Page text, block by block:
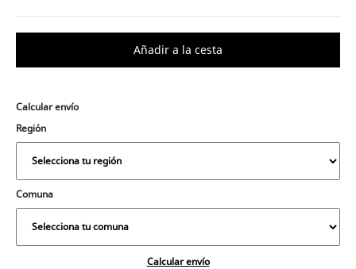
Calcular envío
Región
Comuna
Calcular envío